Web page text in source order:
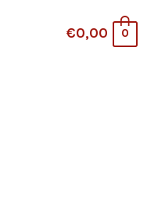
€0,00 0